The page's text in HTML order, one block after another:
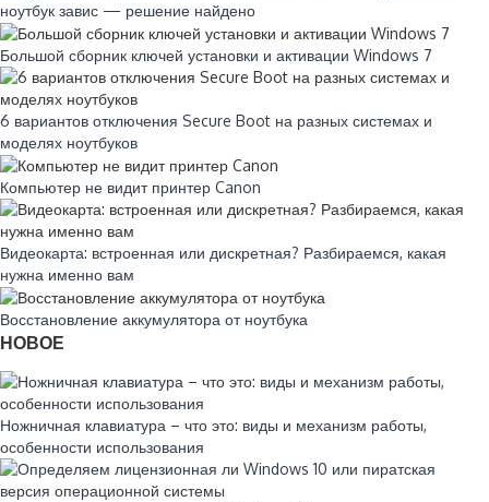
ноутбук завис — решение найдено
Большой сборник ключей установки и активации Windows 7
6 вариантов отключения Secure Boot на разных системах и
моделях ноутбуков
Компьютер не видит принтер Canon
Видеокарта: встроенная или дискретная? Разбираемся, какая
нужна именно вам
Восстановление аккумулятора от ноутбука
НОВОЕ
Ножничная клавиатура – что это: виды и механизм работы,
особенности использования